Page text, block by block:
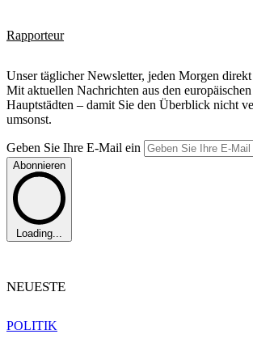
Rapporteur
Unser täglicher Newsletter, jeden Morgen
Mit aktuellen Nachrichten aus den
Hauptstädten – damit Sie den Überblick nicht
umsonst.
Geben Sie Ihre E-Mail ein
Abonnieren
Loading...
NEUESTE
POLITIK